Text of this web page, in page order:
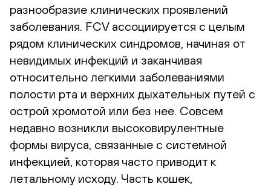
разнообразие клинических проявлений
заболевания. FCV ассоциируется с целым
рядом клинических синдромов, начиная от
невидимых инфекций и заканчивая
относительно легкими заболеваниями
полости рта и верхних дыхательных путей с
острой хромотой или без нее. Совсем
недавно возникли высоковирулентные
формы вируса, связанные с системной
инфекцией, которая часто приводит к
летальному исходу. Часть кошек,